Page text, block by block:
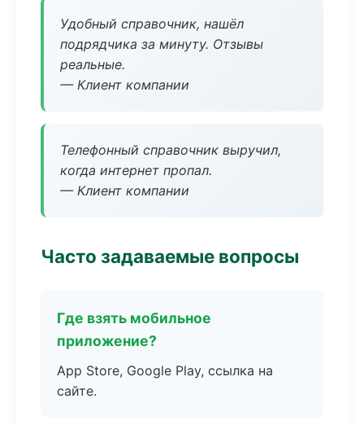
Удобный справочник, нашёл
подрядчика за минуту. Отзывы
реальные.
— Клиент компании
Телефонный справочник выручил,
когда интернет пропал.
— Клиент компании
Часто задаваемые вопросы
Где взять мобильное
приложение?
App Store, Google Play, ссылка на
сайте.